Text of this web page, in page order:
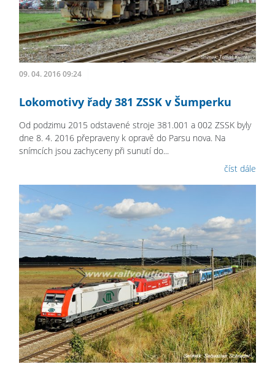
09. 04. 2016 09:24
Lokomotivy řady 381 ZSSK v Šumperku
Od podzimu 2015 odstavené stroje 381.001 a 002 ZSSK byly
dne 8. 4. 2016 přepraveny k opravě do Parsu nova. Na
snímcích jsou zachyceny při sunutí do...
číst dále